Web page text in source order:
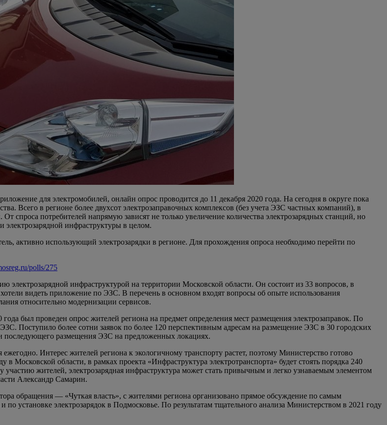
для электромобилей, онлайн опрос проводится до 11 декабря 2020 года. На сегодня в округе пока
Всего в регионе более двухсот электрозаправочных комплексов (без учета ЭЗС частных компаний), в
спроса потребителей напрямую зависят не только увеличение количества электрозарядных станций, но
электрозарядной инфраструктуры в целом.
активно использующий электрозарядки в регионе. Для прохождения опроса необходимо перейти по
polls/275
электрозарядной инфраструктурой на территории Московской области. Он состоит из 33 вопросов, в
видеть приложение по ЭЗС. В перечень в основном входят вопросы об опыте использования
относительно модернизации сервисов.
был проведен опрос жителей региона на предмет определения мест размещения электрозаправок. По
Поступило более сотни заявок по более 120 перспективным адресам на размещение ЭЗС в 30 городских
последующего размещения ЭЗС на предложенных локациях.
Интерес жителей региона к экологичному транспорту растет, поэтому Министерство готово
Московской области, в рамках проекта «Инфраструктура электротранспорта» будет стоять порядка 240
жителей, электрозарядная инфраструктура может стать привычным и легко узнаваемым элементом
Александр Самарин.
обращения — «Чуткая власть», с жителями региона организовано прямое обсуждение по самым
электрозарядок в Подмосковье. По результатам тщательного анализа Министерством в 2021 году